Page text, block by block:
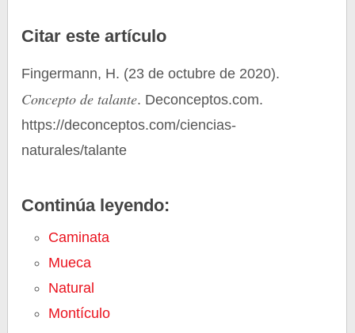
Citar este artículo
Fingermann, H. (23 de octubre de 2020).
Concepto de talante. Deconceptos.com.
https://deconceptos.com/ciencias-
naturales/talante
Continúa leyendo:
Caminata
Mueca
Natural
Montículo